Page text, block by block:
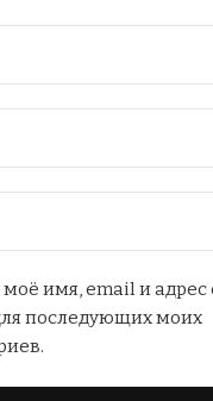
имя, email и адрес
последующих моих